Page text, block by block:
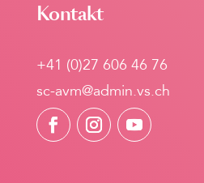
Kontakt
+41 (0)27 606 46 76
sc-avm@admin.vs.ch